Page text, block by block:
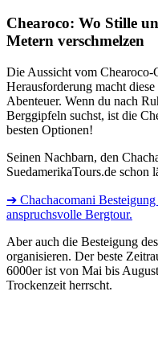
Chearoco: Wo Stille
Metern verschmelzen
Die Aussicht vom Chearoco-
Herausforderung macht
Abenteuer. Wenn du nach
Berggipfeln suchst, ist die
besten Optionen!
Seinen Nachbarn, den
SuedamerikaTours.de schon
➔ Chachacomani
anspruchsvolle Bergtour.
Aber auch die Besteigung
organisieren. Der beste
6000er ist von Mai bis
Trockenzeit herrscht.